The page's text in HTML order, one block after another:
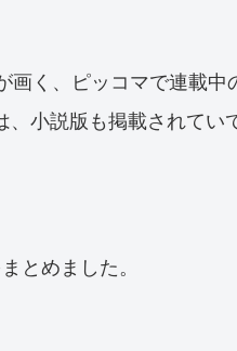
く、ピッコマで連載中
小説版も掲載されてい
とめました。